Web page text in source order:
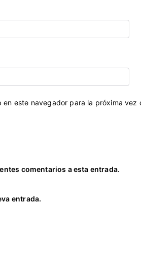
este navegador para la próxima vez
comentarios a esta entrada.
entrada.